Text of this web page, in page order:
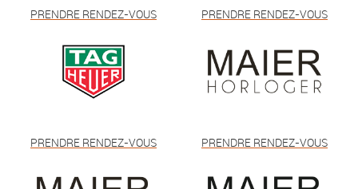
PRENDRE RENDEZ-VOUS PRENDRE RENDEZ-VOUS
PRENDRE RENDEZ-VOUS PRENDRE RENDEZ-VOUS